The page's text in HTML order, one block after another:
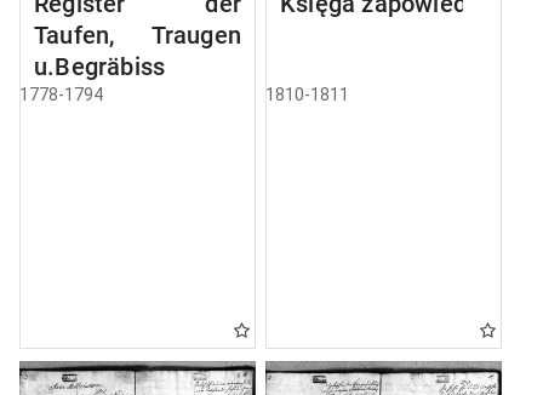
Taufen, Traugen
u.Begräbiss
1778-1794 1810-1811